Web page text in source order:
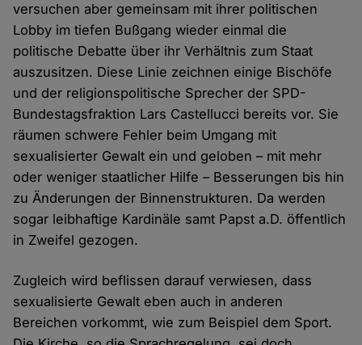
versuchen aber gemeinsam mit ihrer politischen
Lobby im tiefen Bußgang wieder einmal die
politische Debatte über ihr Verhältnis zum Staat
auszusitzen. Diese Linie zeichnen einige Bischöfe
und der religionspolitische Sprecher der SPD-
Bundestagsfraktion Lars Castellucci bereits vor. Sie
räumen schwere Fehler beim Umgang mit
sexualisierter Gewalt ein und geloben – mit mehr
oder weniger staatlicher Hilfe – Besserungen bis hin
zu Änderungen der Binnenstrukturen. Da werden
sogar leibhaftige Kardinäle samt Papst a.D. öffentlich
in Zweifel gezogen.
Zugleich wird beflissen darauf verwiesen, dass
sexualisierte Gewalt eben auch in anderen
Bereichen vorkommt, wie zum Beispiel dem Sport.